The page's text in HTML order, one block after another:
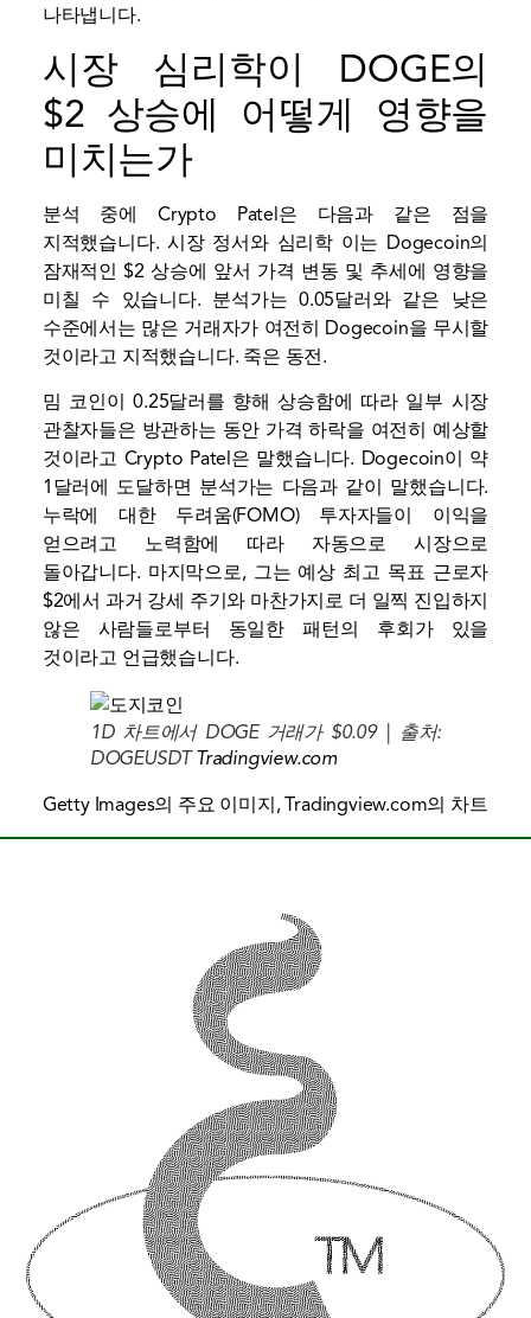
나타냅니다.
시장 심리학이 DOGE의
$2 상승에 어떻게 영향을
미치는가
분석 중에 Crypto Patel은 다음과 같은 점을
지적했습니다.시장 정서와 심리학이는 Dogecoin의
잠재적인 $2 상승에 앞서 가격 변동 및 추세에 영향을
미칠 수 있습니다. 분석가는 0.05달러와 같은 낮은
수준에서는 많은 거래자가 여전히 Dogecoin을 무시할
것이라고 지적했습니다. 죽은 동전.
밈 코인이 0.25달러를 향해 상승함에 따라 일부 시장
관찰자들은 방관하는 동안 가격 하락을 여전히 예상할
것이라고 Crypto Patel은 말했습니다. Dogecoin이 약
1달러에 도달하면 분석가는 다음과 같이 말했습니다.
누락에 대한 두려움(FOMO)투자자들이 이익을
얻으려고 노력함에 따라 자동으로 시장으로
돌아갑니다. 마지막으로, 그는 예상 최고 목표 근로자
$2에서 과거 강세 주기와 마찬가지로 더 일찍 진입하지
않은 사람들로부터 동일한 패턴의 후회가 있을
것이라고 언급했습니다.
1D 차트에서 DOGE 거래가 $0.09 | 출처:
DOGEUSDTTradingview.com
Getty Images의 주요 이미지, Tradingview.com의 차트